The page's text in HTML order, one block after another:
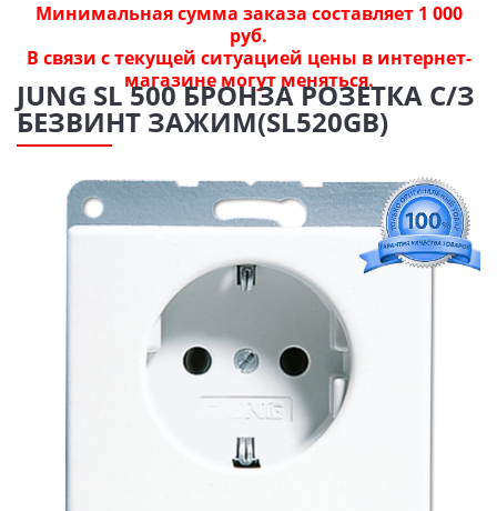
Минимальная сумма заказа составляет 1 000
руб.
В связи с текущей ситуацией цены в интернет-
магазине могут меняться.
JUNG SL 500 БРОНЗА РОЗЕТКА С/З
БЕЗВИНТ ЗАЖИМ(SL520GB)